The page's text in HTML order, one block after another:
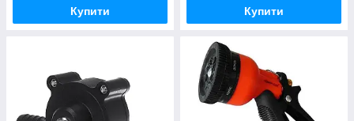
Купити Купити